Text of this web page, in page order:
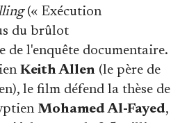
(« Exécution
du brûlot
de l'enquête documentaire.
Keith Allen (le père de
le film défend la thèse de
Mohamed Al-Fayed,